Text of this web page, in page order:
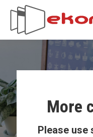
More
Please use